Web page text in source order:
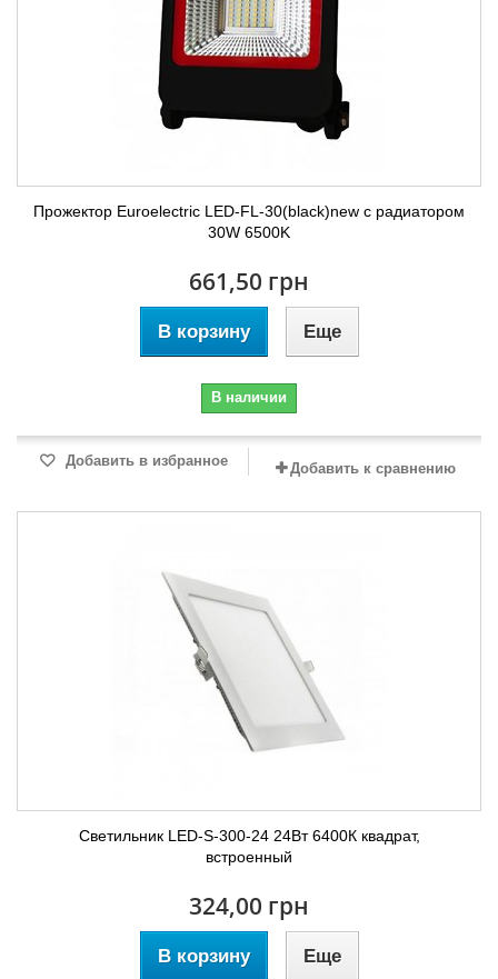
Прожектор Euroelectric LED-FL-30(black)new с радиатором
30W 6500K
661,50 грн
В корзину Еще
В наличии
Добавить в избранное Добавить к сравнению
Светильник LED-S-300-24 24Вт 6400К квадрат,
встроенный
324,00 грн
В корзину Еще